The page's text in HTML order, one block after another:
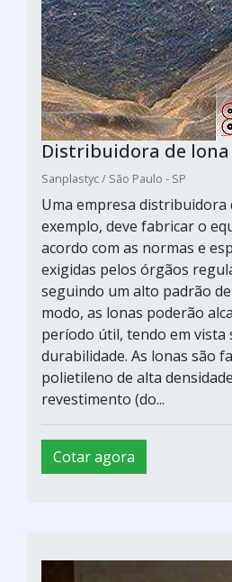
Distribuidora de lona
Sanplastyc / São Paulo - SP
Uma empresa distribuidora
exemplo, deve fabricar o
acordo com as normas e
exigidas pelos órgãos
seguindo um alto padrão
modo, as lonas poderão
período útil, tendo em vista
durabilidade. As lonas são
polietileno de alta
revestimento (do...
Cotar agora